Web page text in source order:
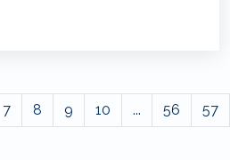
7 8 9 10 ... 56 57